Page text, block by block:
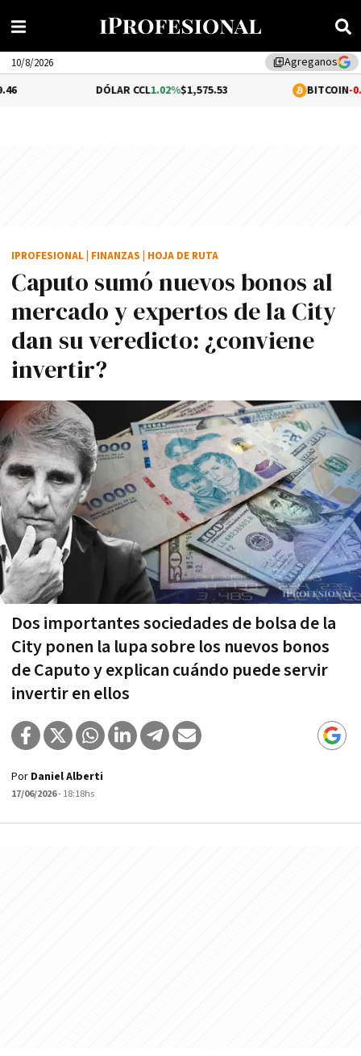
library_addAgreganos
10/8/2026
1.02%$1,575.53 -0.12%
Caputo sumó nuevos bonos al
mercado y expertos de la City
dan su veredicto: ¿conviene
invertir?
Dos importantes sociedades de bolsa de la
City ponen la lupa sobre los nuevos bonos
de Caputo y explican cuándo puede servir
invertir en ellos
IPROFESIONAL FINANZAS HOJA DE RUTA
Por Daniel Alberti
17/06/2026- 18:18hs